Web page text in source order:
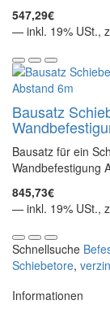
547,29€
— inkl. 19% USt.,
Bausatz
Bausatz für ein
Wandbefestigung
845,73€
— inkl. 19% USt.,
Schnellsuche
Schiebetore,
Informationen